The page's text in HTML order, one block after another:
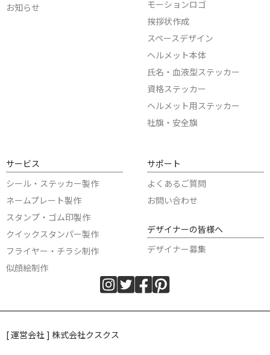
お知らせ
モーションロゴ
挨拶状作成
スペースデザイン
ヘルメット本体
氏名・血液型ステッカー
資格ステッカー
ヘルメット用ステッカー
社旗・安全旗
サービス
シール・ステッカー製作
ネームプレート製作
スタンプ・ゴム印製作
クイックスタンパー製作
フライヤー・チラシ制作
似顔絵制作
サポート
よくあるご質問
お問い合わせ
デザイナーの皆様へ
デザイナー募集
[ 運営会社 ] 株式会社クスクス